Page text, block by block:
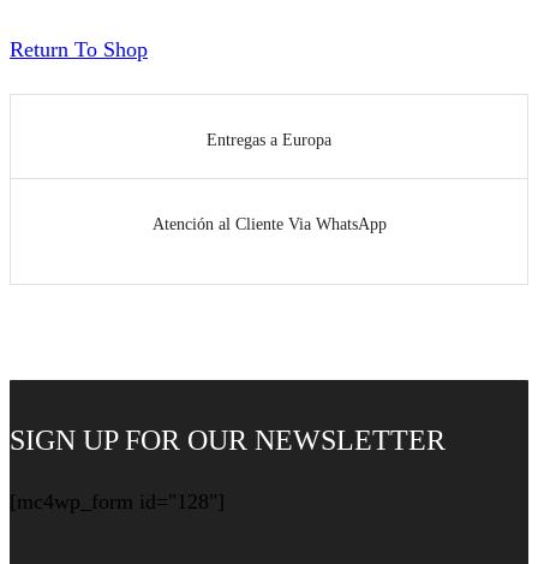
Return To Shop
Entregas a Europa
Atención al Cliente Via WhatsApp
SIGN UP FOR OUR NEWSLETTER
[mc4wp_form id="128"]